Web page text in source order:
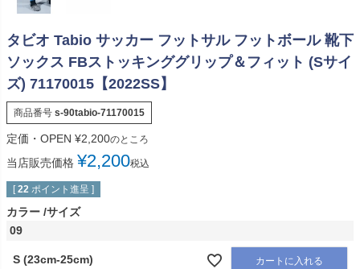
タビオ Tabio サッカー フットサル フットボール 靴下
ソックス FBストッキンググリップ＆フィット (Sサイ
ズ) 71170015【2022SS】
商品番号 s-90tabio-71170015
定価・OPEN ¥2,200のところ
当店販売価格 ¥2,200税込
[ 22 ポイント進呈 ]
カラー サイズ
09
S (23cm-25cm) カートに入れる